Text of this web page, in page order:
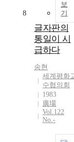
보
기
8
글자판의
통일이 시
급하다
송현
세계평화
수협의회
1983
廣場
Vol.122
No.-